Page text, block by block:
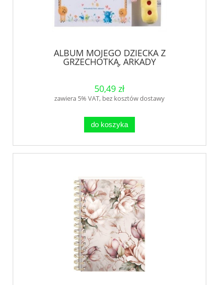
ALBUM MOJEGO DZIECKA Z
GRZECHOTKĄ, ARKADY
50,49 zł
zawiera 5% VAT, bez kosztów dostawy
do koszyka